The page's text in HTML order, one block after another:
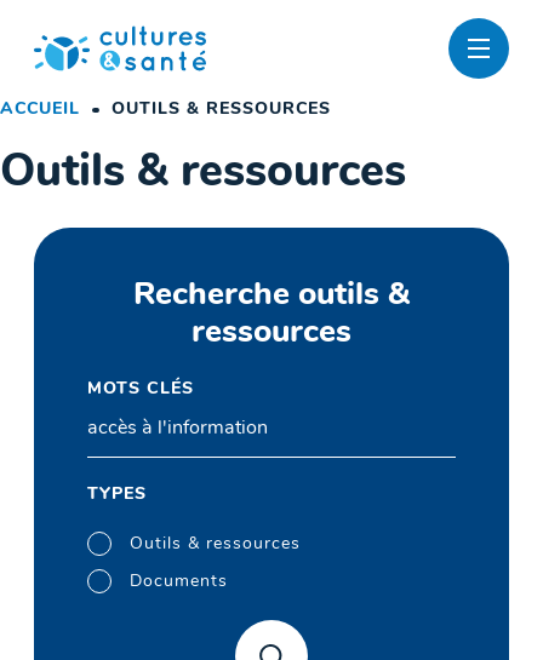
contenu
ACCUEIL OUTILS & RESSOURCES
Outils & ressources
Recherche outils &
ressources
MOTS CLÉS
TYPES
Outils & ressources
Documents